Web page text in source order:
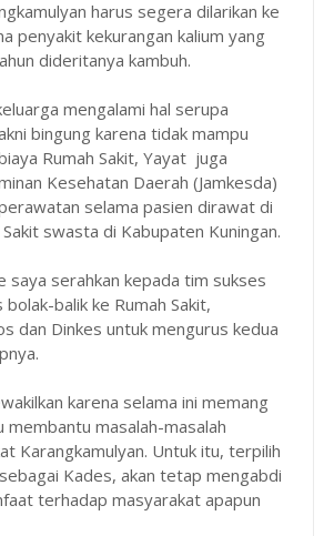
harus segera dilarikan ke
penyakit kekurangan kalium yang
dideritanya kambuh.
mengalami hal serupa
bingung karena tidak mampu
Rumah Sakit, Yayat juga
Kesehatan Daerah (Jamkesda)
selama pasien dirawat di
swasta di Kabupaten Kuningan.
saya serahkan kepada tim sukses
balik ke Rumah Sakit,
dan Dinkes untuk mengurus kedua
karena selama ini memang
membantu masalah-masalah
Karangkamulyan. Untuk itu, terpilih
Kades, akan tetap mengabdi
terhadap masyarakat apapun